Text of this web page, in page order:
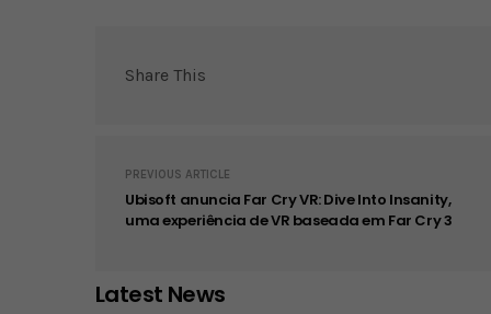
Share This
PREVIOUS ARTICLE
Ubisoft anuncia Far Cry VR: Dive Into Insanity,
uma experiência de VR baseada em Far Cry 3
Latest News